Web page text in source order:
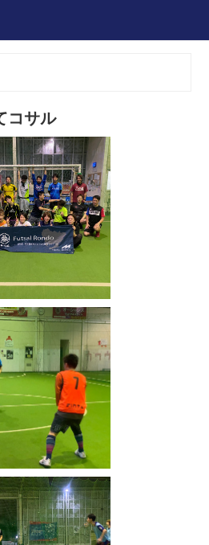
コサル